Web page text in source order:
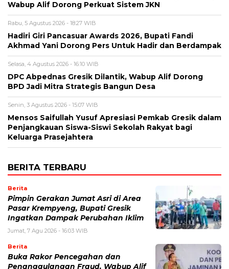
Wabup Alif Dorong Perkuat Sistem JKN
Rabu, 5 Agustus 2026 - 18:27 WIB
Hadiri Giri Pancasuar Awards 2026, Bupati Fandi
Akhmad Yani Dorong Pers Untuk Hadir dan Berdampak
Selasa, 4 Agustus 2026 - 16:10 WIB
DPC Abpednas Gresik Dilantik, Wabup Alif Dorong
BPD Jadi Mitra Strategis Bangun Desa
Senin, 3 Agustus 2026 - 15:07 WIB
Mensos Saifullah Yusuf Apresiasi Pemkab Gresik dalam
Penjangkauan Siswa-Siswi Sekolah Rakyat bagi
Keluarga Prasejahtera
BERITA TERBARU
Berita
Pimpin Gerakan Jumat Asri di Area
Pasar Krempyeng, Bupati Gresik
Ingatkan Dampak Perubahan Iklim
Jumat, 7 Agu 2026 - 16:03 WIB
Berita
Buka Rakor Pencegahan dan
Penanggulangan Fraud, Wabup Alif